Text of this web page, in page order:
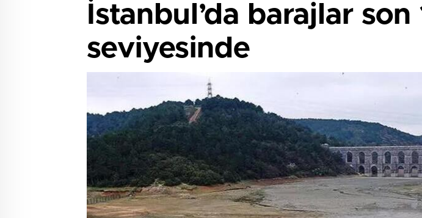
İstanbul’da barajlar son
seviyesinde